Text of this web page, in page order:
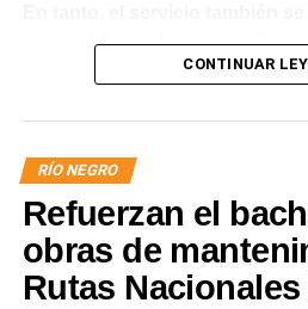
General Roca, Cipolletti y
localidades donde podrían
trabaja para sostener la
Por otra parte, en Gral. E. Godoy
turbiedad cercanos a 80 NTU,
Chichinales rondan los 10 NTU.
plantas continúan funcionando
permanente.
CONTINUAR
RÍO NEGRO
Refuerzan el
obras de
Rutas Nacionales